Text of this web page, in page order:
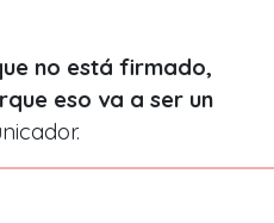
no está firmado,
eso va a ser un